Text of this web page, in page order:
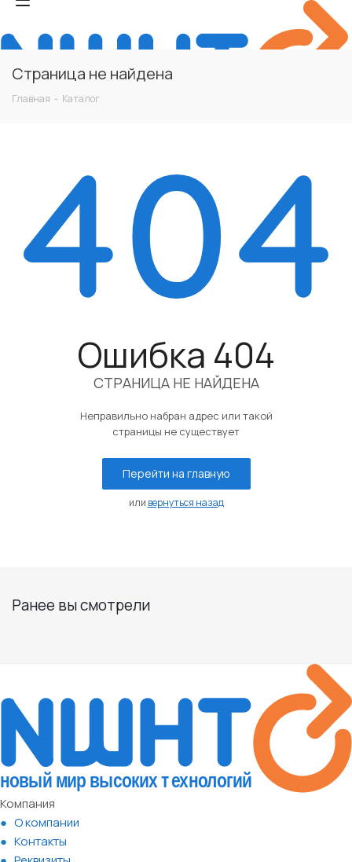
Страница не найдена
Главная - Каталог
Ошибка 404
СТРАНИЦА НЕ НАЙДЕНА
Неправильно набран адрес или такой
страницы не существует
Перейти на главную
или вернуться назад
Ранее вы смотрели
Компания
О компании
Контакты